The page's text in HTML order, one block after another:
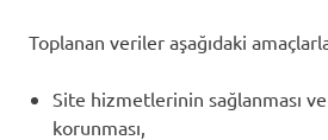
Toplanan veriler aşağıdaki
Site hizmetlerinin sağlanması
korunması,